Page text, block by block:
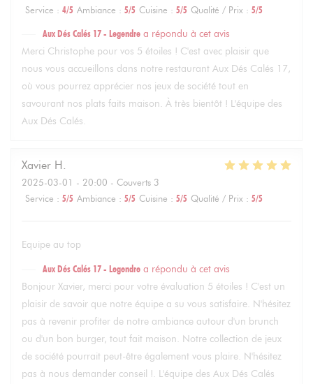
Service : 4/5 Ambiance : 5/5 Cuisine : 5/5 Qualité / Prix : 5/5
Aux Dés Calés 17 - Legendre a répondu à cet avis
Merci Christophe pour vos 5 étoiles ! C'est avec plaisir que
nous vous accueillons dans notre restaurant Aux Dés Calés 17,
où vous pourrez apprécier nos jeux de société tout en
savourant nos plats faits maison. À très bientôt ! L'équipe des
Aux Dés Calés.
Xavier H
2025-03-01 - 20:00 - Couverts 3
Service : 5/5 Ambiance : 5/5 Cuisine : 5/5 Qualité / Prix : 5/5
Equipe au top
Aux Dés Calés 17 - Legendre a répondu à cet avis
Bonjour Xavier, merci pour votre évaluation 5 étoiles ! C'est un
plaisir de savoir que notre équipe a su vous satisfaire. N'hésitez
pas à revenir profiter de notre ambiance autour d'un brunch
ou d'un bon burger, tout fait maison. Notre collection de jeux
de société pourrait peut-être également vous plaire. N'hésitez
pas à nous demander conseil !. L'équipe des Aux Dés Calés